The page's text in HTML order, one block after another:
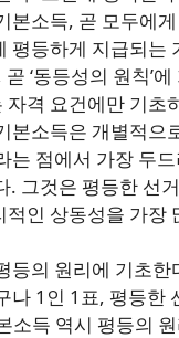
본소득, 곧 모두에
평등하게 지급되는
곧 ‘동등성의 원칙’
자격 요건에만 기초
본소득은 개별적으
는 점에서 가장 두드
. 그것은 평등한 선
적인 상동성을 가장
등의 원리에 기초
나 1인 1표, 평등한
소득 역시 평등의